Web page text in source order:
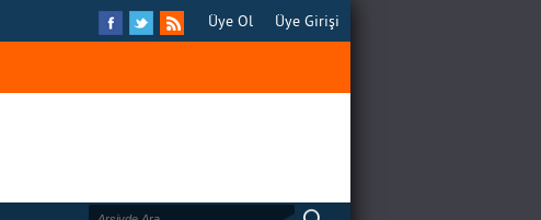
Üye Ol Üye Girişi